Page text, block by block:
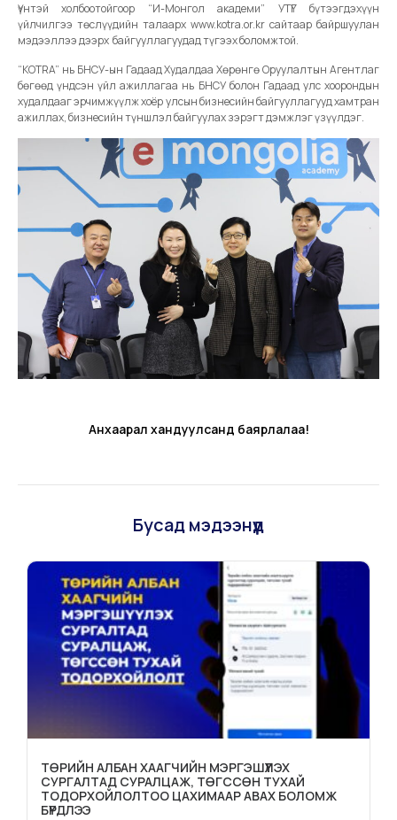
Үүнтэй холбоотойгоор “И-Монгол академи” УТҮГ бүтээгдэхүүн
үйлчилгээ төслүүдийн талаарх www.kotra.or.kr сайтаар байршуулан
мэдээллээ дээрх байгууллагуудад түгээх боломжтой.
“КОTRA” нь БНСУ-ын Гадаад Худалдаа Хөрөнгө Оруулалтын Агентлаг
бөгөөд үндсэн үйл ажиллагаа нь БНСУ болон Гадаад улс хоорондын
худалдааг эрчимжүүлж хоёр улсын бизнесийн байгууллагууд хамтран
ажиллах, бизнесийн түншлэл байгуулах зэрэгт дэмжлэг үзүүлдэг.
Анхаарал хандуулсанд баярлалаа!
Бусад мэдээнүүд
ТӨРИЙН АЛБАН ХААГЧИЙН МЭРГЭШҮҮЛЭХ
СУРГАЛТАД СУРАЛЦАЖ, ТӨГССӨН ТУХАЙ
ТОДОРХОЙЛОЛТОО ЦАХИМААР АВАХ БОЛОМЖ
БҮРДЛЭЭ